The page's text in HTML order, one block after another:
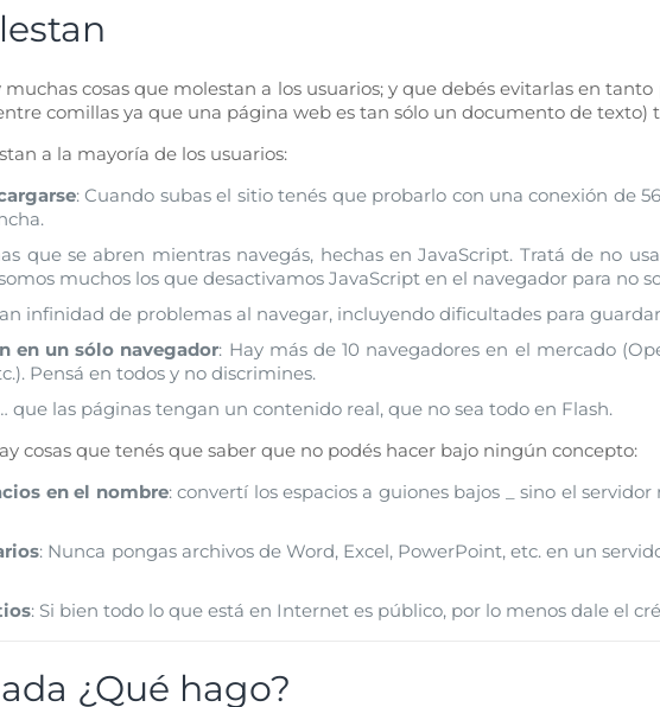
cosas que molestan a los usuarios; y que debés evitarlas en
comillas ya que una página web es tan sólo un documento de texto)
a la mayoría de los usuarios:
: Cuando subas el sitio tenés que probarlo con una conexión de
que se abren mientras navegás, hechas en JavaScript. Tratá de no
muchos los que desactivamos JavaScript en el navegador para no
infinidad de problemas al navegar, incluyendo dificultades para
en un sólo navegador: Hay más de 10 navegadores en el mercado
Pensá en todos y no discrimines.
que las páginas tengan un contenido real, que no sea todo en Flash.
cosas que tenés que saber que no podés hacer bajo ningún concepto:
en el nombre: convertí los espacios a guiones bajos _ sino el
: Nunca pongas archivos de Word, Excel, PowerPoint, etc. en un
: Si bien todo lo que está en Internet es público, por lo menos dale el
¿Qué hago?